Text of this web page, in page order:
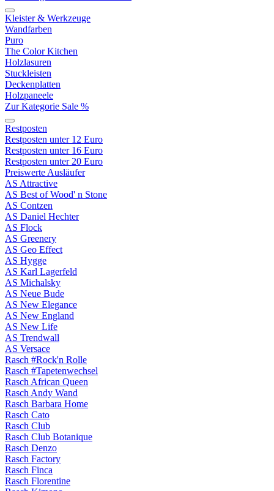
Kleister & Werkzeuge
Wandfarben
Puro
The Color Kitchen
Holzlasuren
Stuckleisten
Deckenplatten
Holzpaneele
Zur Kategorie Sale %
Restposten
Restposten unter 12 Euro
Restposten unter 16 Euro
Restposten unter 20 Euro
Preiswerte Ausläufer
AS Attractive
AS Best of Wood' n Stone
AS Contzen
AS Daniel Hechter
AS Flock
AS Greenery
AS Geo Effect
AS Hygge
AS Karl Lagerfeld
AS Michalsky
AS Neue Bude
AS New Elegance
AS New England
AS New Life
AS Trendwall
AS Versace
Rasch #Rock'n Rolle
Rasch #Tapetenwechsel
Rasch African Queen
Rasch Andy Wand
Rasch Barbara Home
Rasch Cato
Rasch Club
Rasch Club Botanique
Rasch Denzo
Rasch Factory
Rasch Finca
Rasch Florentine